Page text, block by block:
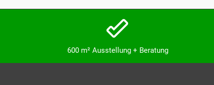
600 m² Ausstellung + Beratung